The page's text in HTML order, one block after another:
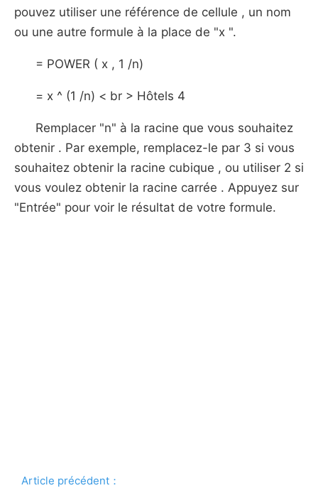
pouvez utiliser une référence de cellule , un nom
ou une autre formule à la place de "x ".
= POWER ( x , 1 /n)
= x ^ (1 /n) < br > Hôtels 4
Remplacer "n" à la racine que vous souhaitez
obtenir . Par exemple, remplacez-le par 3 si vous
souhaitez obtenir la racine cubique , ou utiliser 2 si
vous voulez obtenir la racine carrée . Appuyez sur
"Entrée" pour voir le résultat de votre formule.
Article précédent：